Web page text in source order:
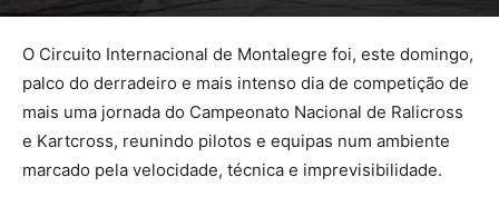
O Circuito Internacional de Montalegre foi, este domingo,
palco do derradeiro e mais intenso dia de competição de
mais uma jornada do Campeonato Nacional de Ralicross
e Kartcross, reunindo pilotos e equipas num ambiente
marcado pela velocidade, técnica e imprevisibilidade.